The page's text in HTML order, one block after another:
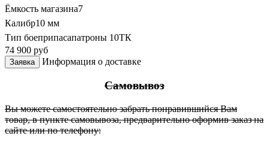
Ёмкость магазина7
Калибр10 мм
Тип боеприпасапатроны 10ТК
74 900 руб
Заявка Информация о доставке
Самовывоз
Вы можете самостоятельно забрать понравившийся Вам
товар, в пункте самовывоза, предварительно оформив заказ на
сайте или по телефону: